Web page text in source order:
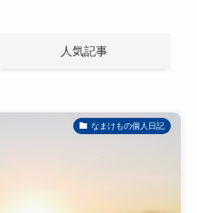
人気記事
なまけもの個人日記